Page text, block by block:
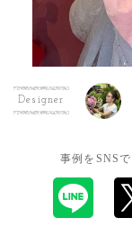
Designer
事例をSNS